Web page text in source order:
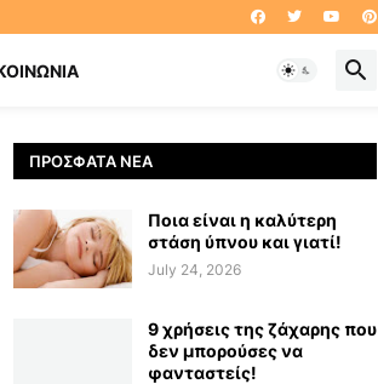
ΠΡΌΣΦΑΤΑ ΝΈΑ
Ποια είναι η καλύτερη
στάση ύπνου και γιατί!
July 24, 2026
9 χρήσεις της ζάχαρης που
δεν μπορούσες να
φανταστείς!